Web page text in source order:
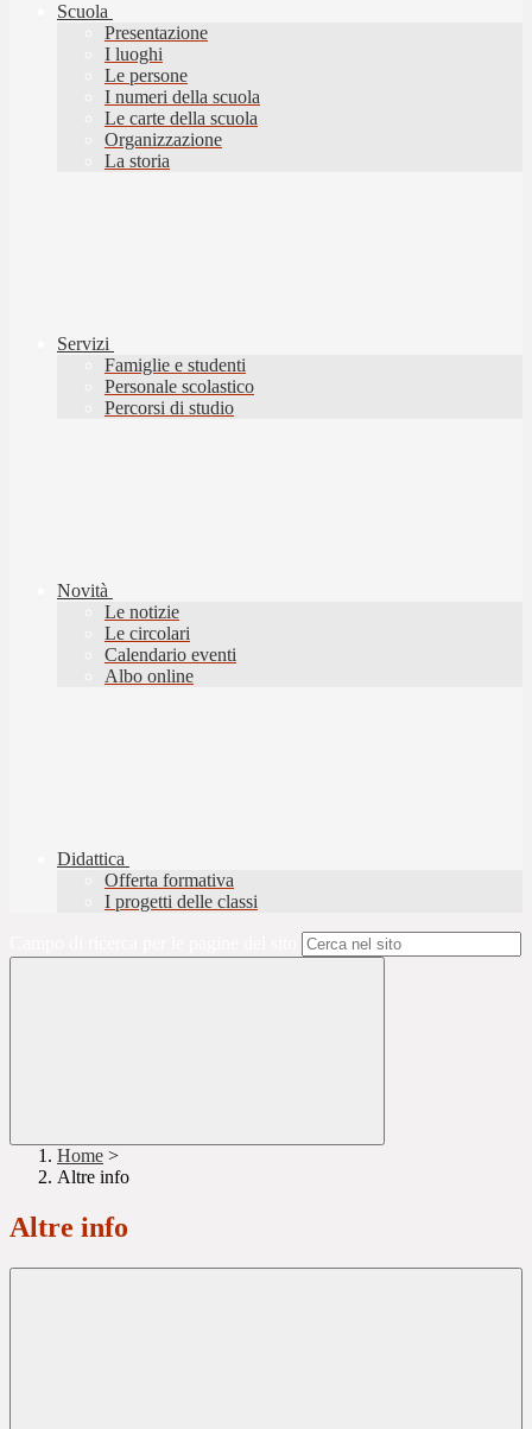
Scuola
Presentazione
I luoghi
Le persone
I numeri della scuola
Le carte della scuola
Organizzazione
La storia
Servizi
Famiglie e studenti
Personale scolastico
Percorsi di studio
Novità
Le notizie
Le circolari
Calendario eventi
Albo online
Didattica
Offerta formativa
I progetti delle classi
Home >
Altre info
Altre info